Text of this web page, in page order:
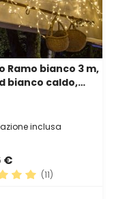
Ramo bianco 3 m,
bianco caldo,
inclusa
€
media di 5 su
(11)